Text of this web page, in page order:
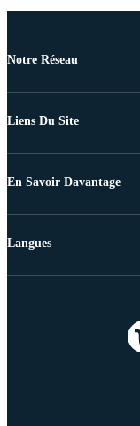
Notre Réseau
Liens Du Site
En Savoir Davantage
Langues